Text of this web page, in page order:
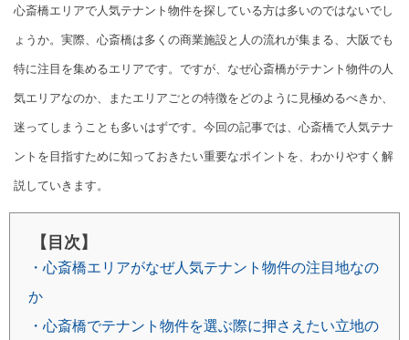
心斎橋エリアで人気テナント物件を探している方は多いのではないでし
ょうか。実際、心斎橋は多くの商業施設と人の流れが集まる、大阪でも
特に注目を集めるエリアです。ですが、なぜ心斎橋がテナント物件の人
気エリアなのか、またエリアごとの特徴をどのように見極めるべきか、
迷ってしまうことも多いはずです。今回の記事では、心斎橋で人気テナ
ントを目指すために知っておきたい重要なポイントを、わかりやすく解
説していきます。
【目次】
・心斎橋エリアがなぜ人気テナント物件の注目地なの
か
・心斎橋でテナント物件を選ぶ際に押さえたい立地の